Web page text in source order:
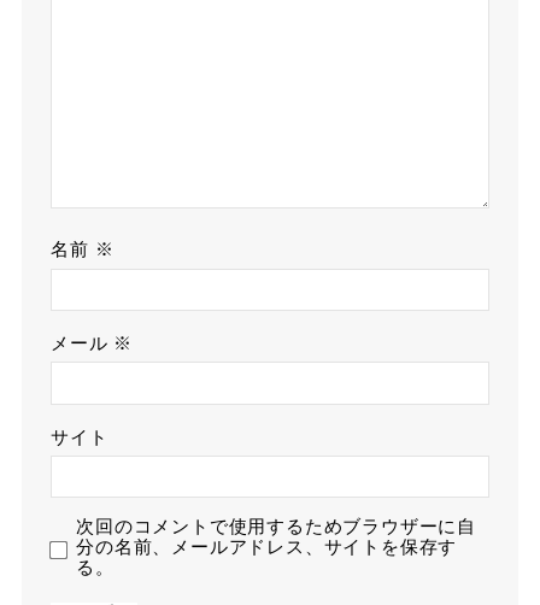
名前 ※
メール ※
サイト
次回のコメントで使用するためブラウザーに自
分の名前、メールアドレス、サイトを保存す
る。